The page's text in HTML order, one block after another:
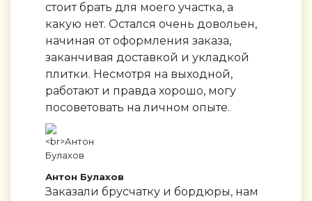
стоит брать для моего участка, а
какую нет. Остался очень довольен,
начиная от оформления заказа,
заканчивая доставкой и укладкой
плитки. Несмотря на выходной,
работают и правда хорошо, могу
посоветовать на личном опыте.
Антон Булахов
Заказали брусчатку и бордюры, нам